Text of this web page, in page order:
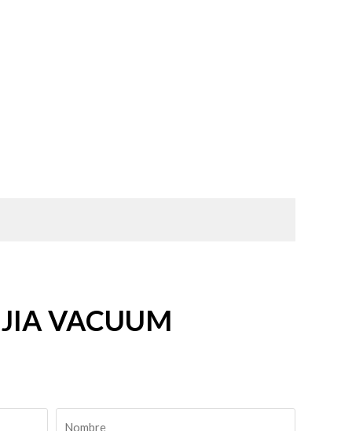
VACUUM